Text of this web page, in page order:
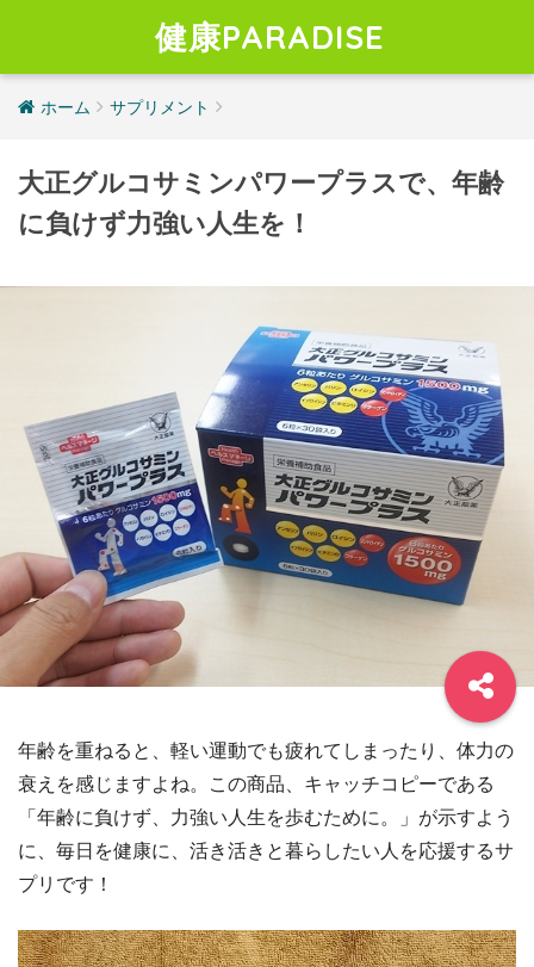
健康PARADISE
ホーム サプリメント
大正グルコサミンパワープラスで、年齢
に負けず力強い人生を！
年齢を重ねると、軽い運動でも疲れてしまったり、体力の
衰えを感じますよね。この商品、キャッチコピーである
「年齢に負けず、力強い人生を歩むために。」が示すよう
に、毎日を健康に、活き活きと暮らしたい人を応援するサ
プリです！